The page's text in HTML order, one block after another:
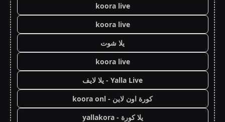
koora live
koora live
يلا شوت
koora live
Yalla Live - يلا لايف
كورة اون لاين - koora onl
يلا كورة - yallakora